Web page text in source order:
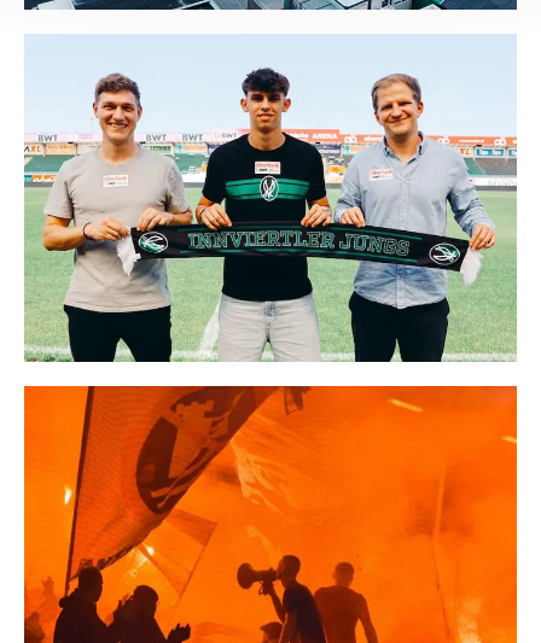
Empfänger entnehmen Sie unserer